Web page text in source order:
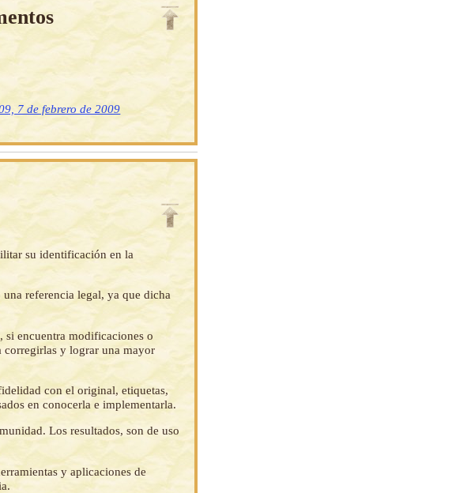
7 de febrero de 2009
su identificación en la
referencia legal, ya que dicha
encuentra modificaciones o
corregirlas y lograr una mayor
con el original, etiquetas,
en conocerla e implementarla.
Los resultados, son de uso
y aplicaciones de